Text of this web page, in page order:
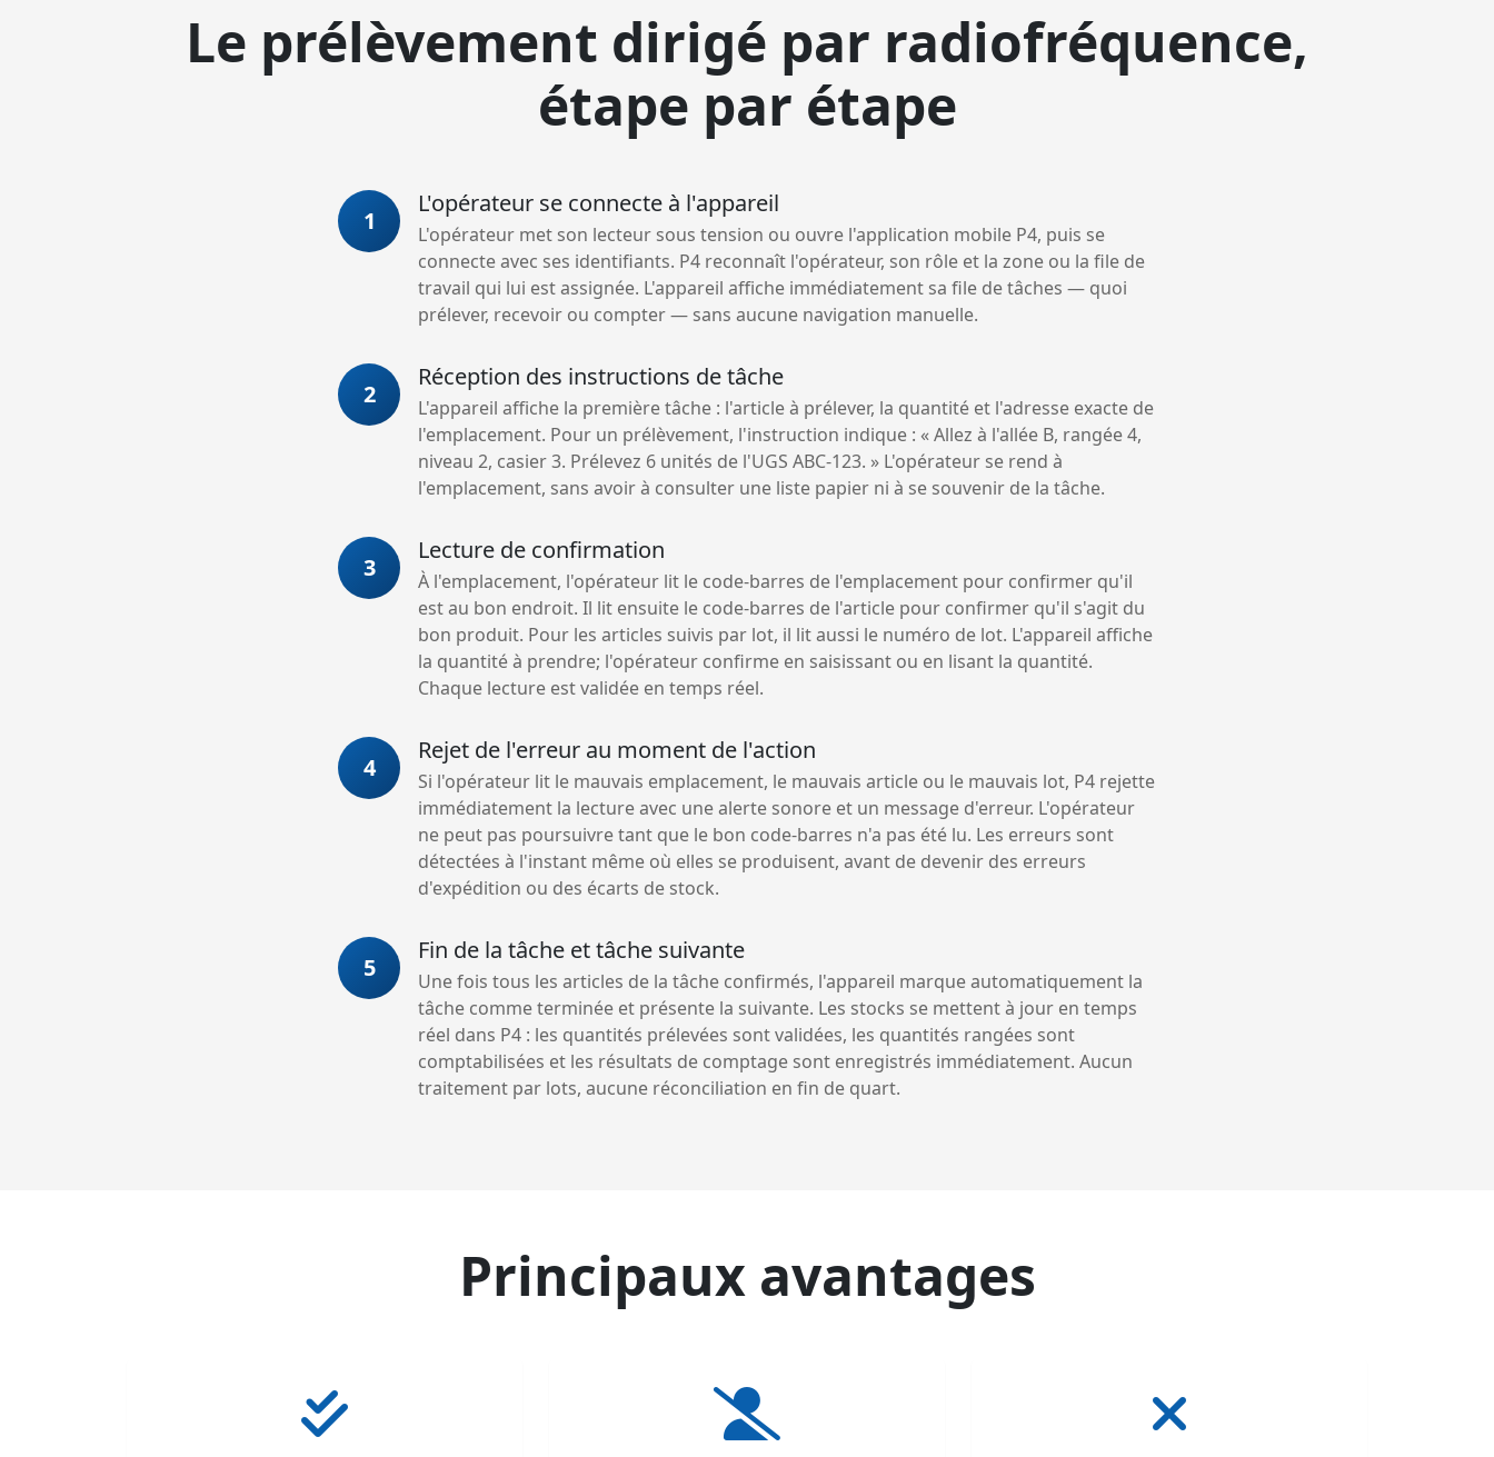
Le prélèvement dirigé par radiofréquence,
étape par étape
1
L'opérateur se connecte à l'appareil
L'opérateur met son lecteur sous tension ou ouvre l'application mobile P4, puis se
connecte avec ses identifiants. P4 reconnaît l'opérateur, son rôle et la zone ou la file de
travail qui lui est assignée. L'appareil affiche immédiatement sa file de tâches — quoi
prélever, recevoir ou compter — sans aucune navigation manuelle.
2
Réception des instructions de tâche
L'appareil affiche la première tâche : l'article à prélever, la quantité et l'adresse exacte de
l'emplacement. Pour un prélèvement, l'instruction indique : « Allez à l'allée B, rangée 4,
niveau 2, casier 3. Prélevez 6 unités de l'UGS ABC-123. » L'opérateur se rend à
l'emplacement, sans avoir à consulter une liste papier ni à se souvenir de la tâche.
3
Lecture de confirmation
À l'emplacement, l'opérateur lit le code-barres de l'emplacement pour confirmer qu'il
est au bon endroit. Il lit ensuite le code-barres de l'article pour confirmer qu'il s'agit du
bon produit. Pour les articles suivis par lot, il lit aussi le numéro de lot. L'appareil affiche
la quantité à prendre; l'opérateur confirme en saisissant ou en lisant la quantité.
Chaque lecture est validée en temps réel.
4
Rejet de l'erreur au moment de l'action
Si l'opérateur lit le mauvais emplacement, le mauvais article ou le mauvais lot, P4 rejette
immédiatement la lecture avec une alerte sonore et un message d'erreur. L'opérateur
ne peut pas poursuivre tant que le bon code-barres n'a pas été lu. Les erreurs sont
détectées à l'instant même où elles se produisent, avant de devenir des erreurs
d'expédition ou des écarts de stock.
5
Fin de la tâche et tâche suivante
Une fois tous les articles de la tâche confirmés, l'appareil marque automatiquement la
tâche comme terminée et présente la suivante. Les stocks se mettent à jour en temps
réel dans P4 : les quantités prélevées sont validées, les quantités rangées sont
comptabilisées et les résultats de comptage sont enregistrés immédiatement. Aucun
traitement par lots, aucune réconciliation en fin de quart.
Principaux avantages